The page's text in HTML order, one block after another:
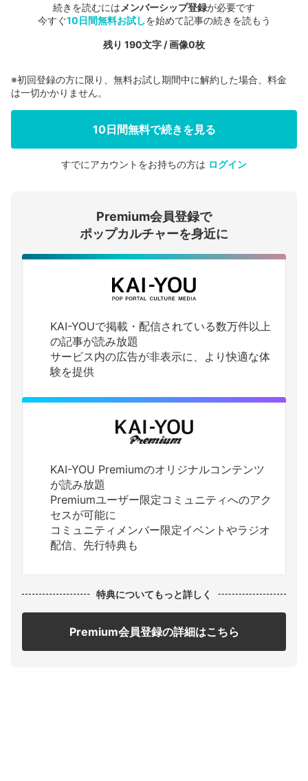
続きを読むには メンバーシップ登録が必要です
今すぐ10日間無料お試しを始めて記事の続きを読もう
残り 190文字 / 画像0枚
会員登録する
ログインする
※初回登録の方に限り、無料お試し期間中に解約した場合、料金
は一切かかりません。
10日間無料で続きを見る
すでにアカウントをお持ちの方は ログイン
Premium会員登録で
ポップカルチャーを身近に
KAI-YOUで掲載・配信されている数万件以上
の記事が読み放題
サービス内の広告が非表示に、より快適な体
験を提供
KAI-YOU Premiumのオリジナルコンテンツ
が読み放題
Premiumユーザー限定コミュニティへのアク
セスが可能に
コミュニティメンバー限定イベントやラジオ
配信、先行特典も
特典についてもっと詳しく
Premium会員登録の詳細はこちら